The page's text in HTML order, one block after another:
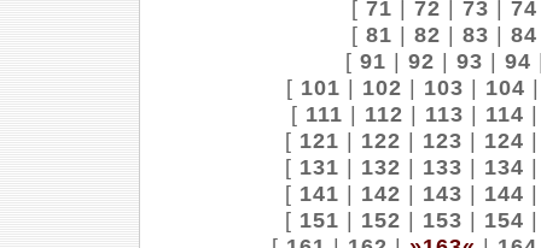
[ 71 | 72 | 73 | 74
[ 81 | 82 | 83 | 84
[ 91 | 92 | 93 | 94
[ 101 | 102 | 103 | 104
[ 111 | 112 | 113 | 114
[ 121 | 122 | 123 | 124
[ 131 | 132 | 133 | 134
[ 141 | 142 | 143 | 144
[ 151 | 152 | 153 | 154